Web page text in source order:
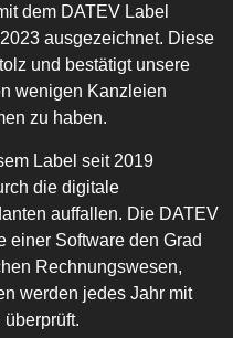
dem DATEV Label
ausgezeichnet. Diese
und bestätigt unsere
wenigen Kanzleien
zu haben.
Label seit 2019
die digitale
auffallen. Die DATEV
einer Software den Grad
Rechnungswesen,
werden jedes Jahr mit